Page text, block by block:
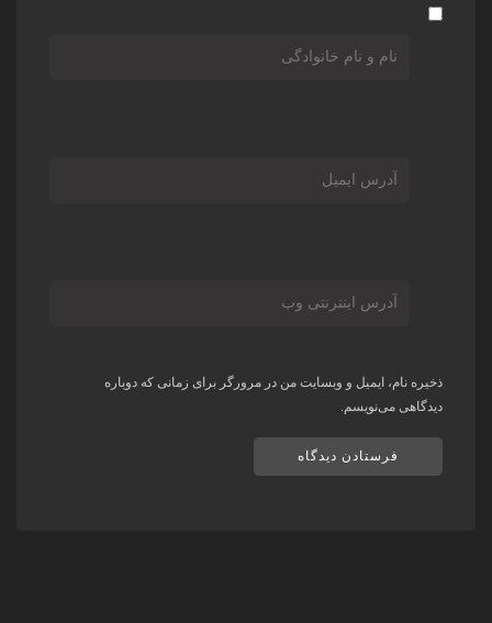
ذخیره نام، ایمیل و وبسایت من در مرورگر برای زمانی که دوباره
دیدگاهی می‌نویسم.